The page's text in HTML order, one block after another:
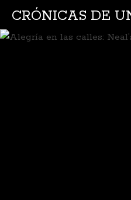
CRÓNICAS DE